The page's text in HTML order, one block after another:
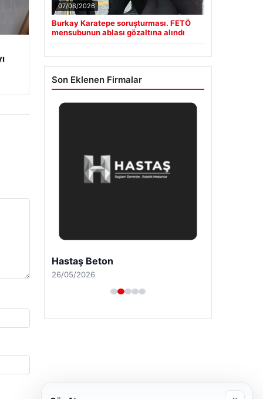
07/08/2026
Burkay Karatepe soruşturması. FETÖ
mensubunun ablası gözaltına alındı
Son Eklenen Firmalar
Hastaş Beton
26/05/2026